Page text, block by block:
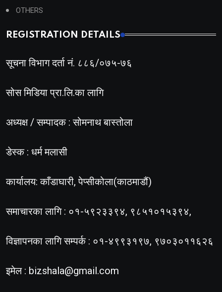
OTHERS
REGISTRATION DETAILS
सूचना विभाग दर्ता नं. ८८६/०७५-७६
सोस मिडिया प्रा.लि.का लागि
अध्यक्ष / सम्पादक : सोमनाथ बास्तोला
डेस्क : धर्म मलासी
कार्यालय: काँडाघारी, पेप्सीकोला(काठमाडौं)
समाचारका लागि : ०१-५९२३३९४, ९८५१०१५३९४,
विज्ञापनका लागि सम्पर्क : ०१-४९९३१९७, ९७०३०११६२६
इमेल : bizshala@gmail.com